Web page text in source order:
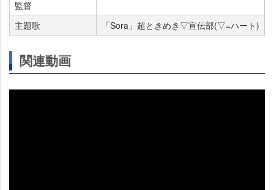
監督
主題歌 「Sora」超ときめき▽宣伝部(▽=ハート)
関連動画